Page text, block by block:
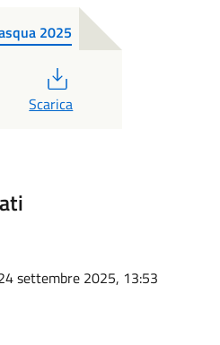
2025
Scarica
settembre 2025, 13:53